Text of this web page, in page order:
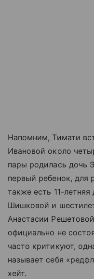
Напомним, Тимати
Ивановой около
пары родилась дочь
первый ребенок, для
также есть 11-
Шишковой и
Анастасии
официально не
часто критикуют,
называет себя
хейт.